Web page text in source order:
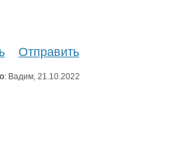
Отправить
: Вадим, 21.10.2022